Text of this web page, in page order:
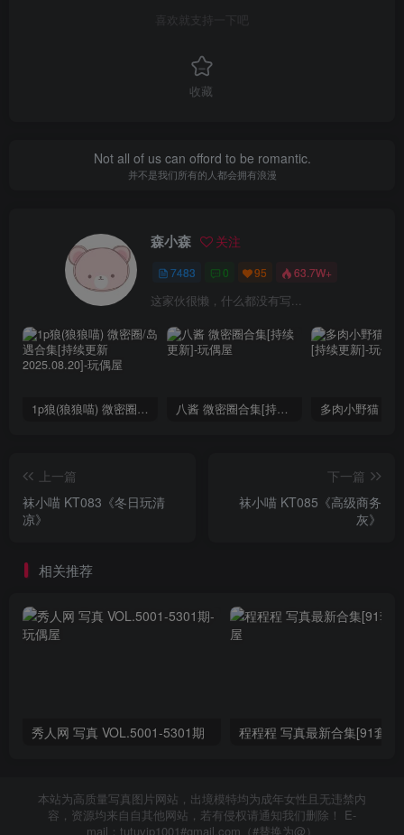
喜欢就支持一下吧
收藏
Not all of us can offord to be romantic.
并不是我们所有的人都会拥有浪漫
森小森 关注
7483 0 95 63.7W+
这家伙很懒，什么都没有写...
1p狼(狼狼喵) 微密圈/岛遇合集[持续更新2025.08.20] 八酱 微密圈合集[持续更新]
上一篇
袜小喵 KT083《冬日玩清
凉》
下一篇
袜小喵 KT085《高级商务
灰》
相关推荐
秀人网 写真 VOL.5001-5301期 程程程 写真最新合集[91套]
本站为高质量写真图片网站，出境模特均为成年女性且无违禁内
容，资源均来自自其他网站，若有侵权请通知我们删除！ E-
mail：tutuvip1001#gmail.com（#替换为@）